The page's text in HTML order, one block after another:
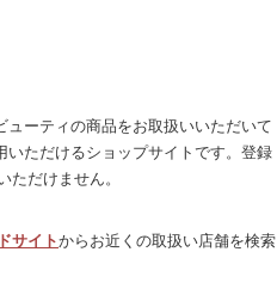
ューティの商品をお取扱いいただいて
いただけるショップサイトです。登録
ただけません。
サイトからお近くの取扱い店舗を検索